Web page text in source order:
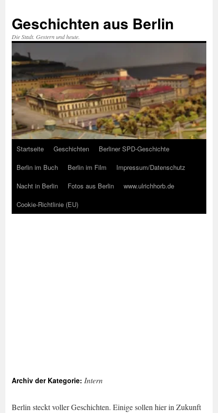
springen
Geschichten aus Berlin
Die Stadt. Gestern und heute.
Startseite Geschichten
Berliner SPD-Geschichte
Berlin im Buch
Berlin im Film
Impressum/Datenschutz
Nacht in Berlin
Fotos aus Berlin
www.ulrichhorb.de
Cookie-Richtlinie (EU)
Archiv der Kategorie: Intern
Berlin steckt voller Geschichten. Einige sollen hier in Zukunft